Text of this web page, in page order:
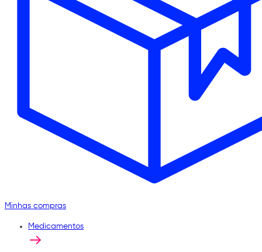
Minhas compras
Medicamentos